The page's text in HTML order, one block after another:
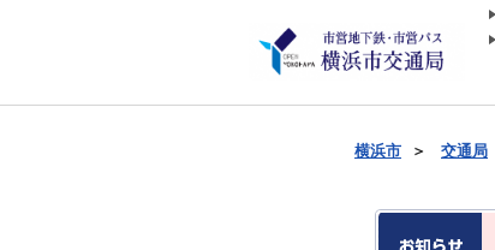
横浜市 ＞ 交通局